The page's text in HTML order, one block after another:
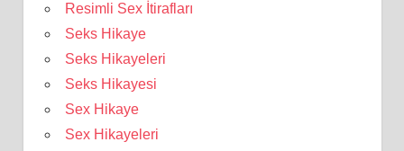
Resimli Sex İtirafları
Seks Hikaye
Seks Hikayeleri
Seks Hikayesi
Sex Hikaye
Sex Hikayeleri